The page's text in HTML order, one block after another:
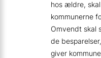
hos ældre,
kommunerne
Omvendt skal
de
giver